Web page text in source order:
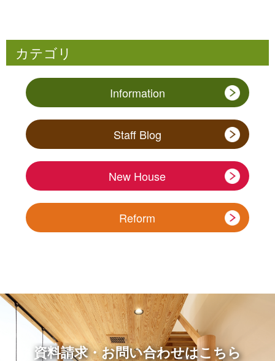
カテゴリ
Information
Staff Blog
New House
Reform
資料請求・お問い合わせはこちら